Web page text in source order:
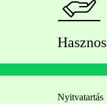
Nyitvatartás